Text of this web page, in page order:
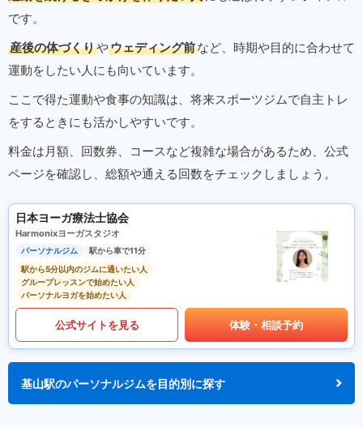
です。
産後の体づくりやウェディング前など、時期や目的に合わせて
運動をしたい人にも向いています。
ここで得た運動や食事の知識は、将来スポーツジムで自主トレ
をするときにも活かしやすいです。
料金は月額、回数券、コースなど複雑な場合があるため、公式
ページを確認し、総額や通える回数をチェックしましょう。
日本ヨーガ療法士協会
Harmonixヨーガスタジオ
パーソナルジム
駅から車で11分
駅から5分以内のジムに通いたい人
グループレッスンで始めたい人
パーソナルヨガを始めたい人
公式サイトを見る 体験・相談予約
基山駅のパーソナルジムを目的別に探す